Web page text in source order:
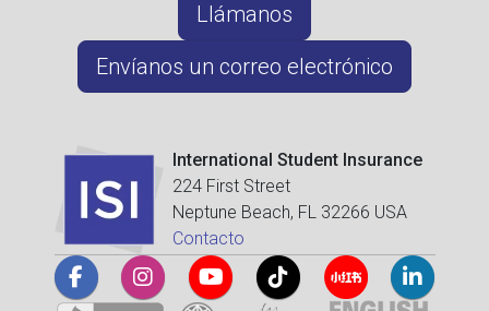
Llámanos
Envíanos un correo electrónico
International Student Insurance
224 First Street
Neptune Beach, FL 32266 USA
Contacto